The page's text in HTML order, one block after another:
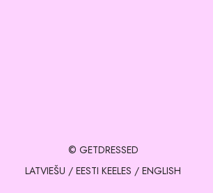
© GETDRESSED
LATVIEŠU / EESTI KEELES / ENGLISH